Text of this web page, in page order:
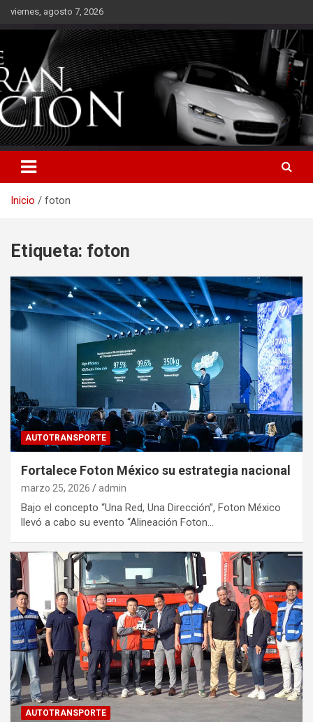
Saltarviernes, agosto 7, 2026
Inicio foton
Etiqueta: foton
AUTOTRANSPORTE
Fortalece Foton México su estrategia nacional
marzo 25, 2026 admin
Bajo el concepto “Una Red, Una Dirección”, Foton México
llevó a cabo su evento “Alineación Foton…
AUTOTRANSPORTE